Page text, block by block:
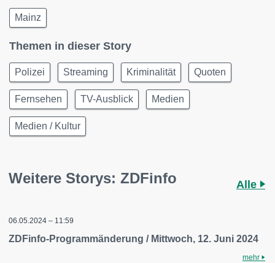
Mainz
Themen in dieser Story
Polizei Streaming Kriminalität Quoten
Fernsehen TV-Ausblick Medien
Medien / Kultur
Weitere Storys: ZDFinfo Alle
06.05.2024 – 11:59
ZDFinfo-Programmänderung / Mittwoch, 12. Juni 2024
mehr